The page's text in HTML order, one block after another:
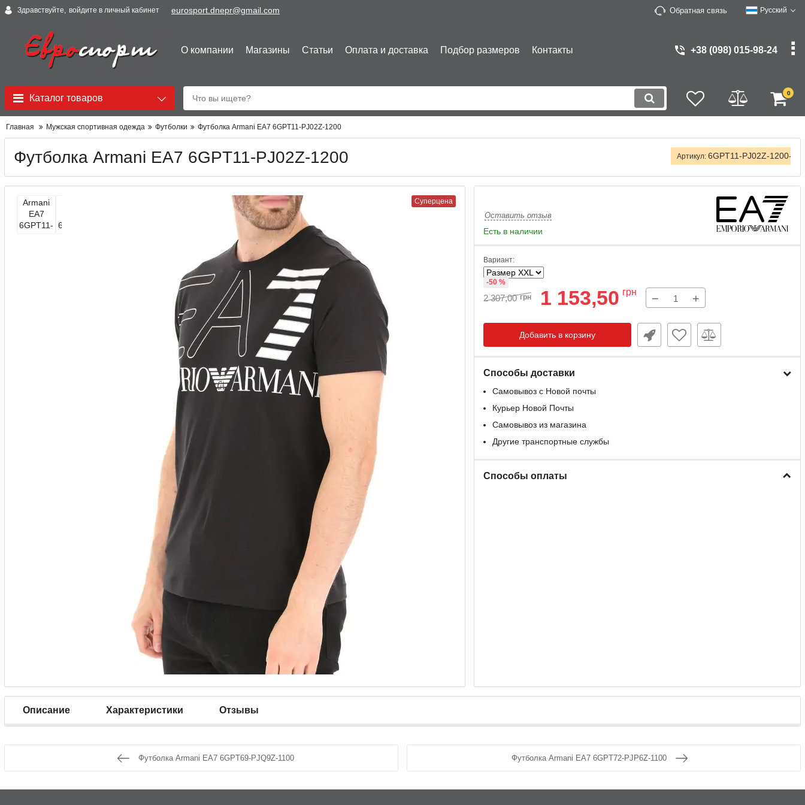
Здравствуйте, войдите в личный кабинет eurosport.dnepr@gmail.com Обратная связь Русский
О компании Магазины Статьи Оплата и доставка Подбор размеров Контакты +38 (098) 015-98-24
Каталог товаров 0
Главная Мужская спортивная одежда Футболки Футболка Armani EA7 6GPT11-PJ02Z-1200
Футболка Armani EA7 6GPT11-PJ02Z-1200 Артикул: 6GPT11-PJ02Z-1200-
Суперцена
Оставить отзыв
Есть в наличии
Вариант:
2 307,00 грн 1 153,50 грн
-50 %
− +
Добавить в корзину
Способы доставки
Самовывоз с Новой почты
Курьер Новой Почты
Самовывоз из магазина
Другие транспортные службы
Способы оплаты
Описание Характеристики Отзывы
Футболка Armani EA7 6GPT69-PJQ9Z-1100 Футболка Armani EA7 6GPT72-PJP6Z-1100